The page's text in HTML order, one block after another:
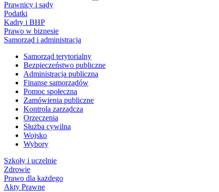
Prawnicy i sądy
Podatki
Kadry i BHP
Prawo w biznesie
Samorząd i administracja
Samorząd terytorialny
Bezpieczeństwo publiczne
Administracja publiczna
Finanse samorządów
Pomoc społeczna
Zamówienia publiczne
Kontrola zarządcza
Orzeczenia
Służba cywilna
Wojsko
Wybory
Szkoły i uczelnie
Zdrowie
Prawo dla każdego
Akty Prawne